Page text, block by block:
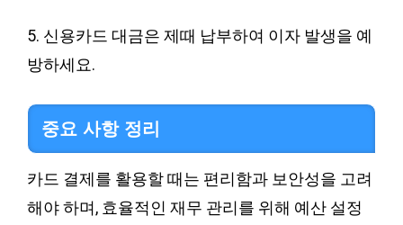
5. 신용카드 대금은 제때 납부하여 이자 발생을 예
방하세요.
중요 사항 정리
카드 결제를 활용할 때는 편리함과 보안성을 고려
해야 하며, 효율적인 재무 관리를 위해 예산 설정